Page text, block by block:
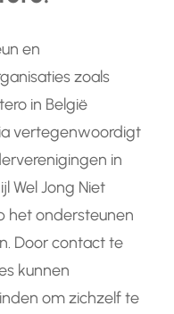
en
zoals
in België
vertegenwoordigt
in
Wel Jong Niet
het ondersteunen
Door contact te
kunnen
om zichzelf te